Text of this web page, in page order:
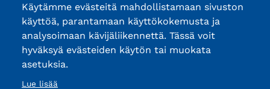
Käytämme evästeitä mahdollistamaan sivuston
käyttöä, parantamaan käyttökokemusta ja
analysoimaan kävijäliikennettä. Tässä voit
hyväksyä evästeiden käytön tai muokata
asetuksia.
Lue lisää